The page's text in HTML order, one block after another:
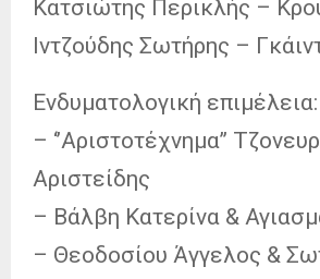
Κατσιώτης Περικλής –
Ιντζούδης Σωτήρης –
Ενδυματολογική επιμέλεια:
– ‘’Αριστοτέχνημα’’
Αριστείδης
– Βάλβη Κατερίνα &
– Θεοδοσίου Άγγελος &